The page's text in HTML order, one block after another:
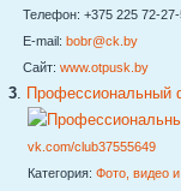
Телефон: +375 225 72-27-
E-mail: bobr@ck.by
Сайт: www.otpusk.by
3. Профессиональный
vk.com/club37555649
Категория: Фото, видео